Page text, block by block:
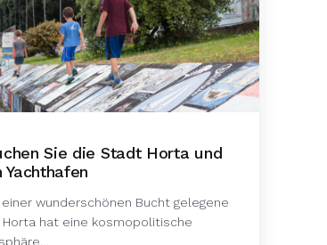
Sie die Stadt Horta und
Yachthafen
einer wunderschönen Bucht gelegene
hat eine kosmopolitische